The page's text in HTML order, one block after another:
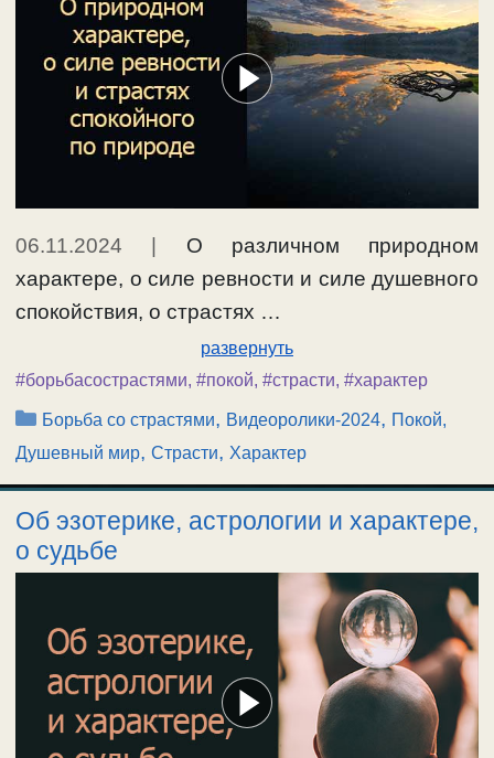
06.11.2024
О различном природном
характере, о силе ревности и силе душевного
спокойствия, о страстях …
развернуть
#борьбасострастями, #покой, #страсти, #характер
Рубрики
Борьба со страстями, Видеоролики-2024, Покой,
Душевный мир, Страсти, Характер
Об эзотерике, астрологии и характере,
о судьбе